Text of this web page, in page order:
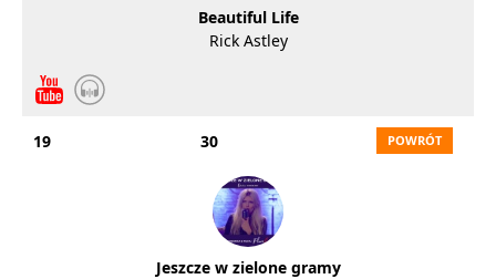
Beautiful Life
Rick Astley
19 30
Jeszcze w zielone gramy